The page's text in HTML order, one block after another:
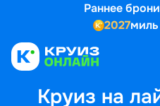
Раннее
2027
Круиз на
Выбор